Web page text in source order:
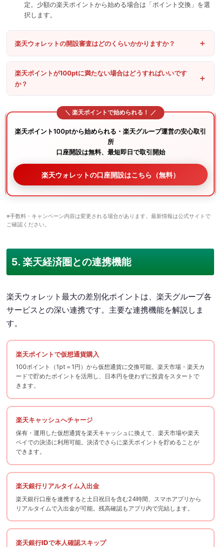
定。少額の楽天ポイントから始める場合は「ポイント交換」を選
択します。
楽天ウォレットの開設審査はどのくらいかかりますか？
楽天ポイントが100ptに満たない場合はどうすればいいです
か？
楽天ポイント100ptから始められる・楽天グループ運営の安心取引
所
口座開設は無料、最短即日で取引開始
楽天ウォレットの口座開設はこちら（無料）
※手数料・キャンペーン内容は変更される場合があります。最新情報は公式サイトで
ご確認ください。
5. 楽天経済圏との連携機能
楽天ウォレット最大の差別化ポイントは、楽天グループ各
サービスとの深い連携です。主要な連携機能を解説しま
す。
楽天ポイントで仮想通貨購入
100ポイント（1pt＝1円）から仮想通貨に交換可能。楽天市場・楽天カ
ードで貯めたポイントを活用し、日本円を使わずに投資をスタートで
きます。
楽天キャッシュへチャージ
保有・運用した仮想通貨を楽天キャッシュに換えて、楽天市場や楽天
ペイでの決済に利用可能。決済でさらに楽天ポイントを貯めることが
できます。
楽天銀行リアルタイム入出金
楽天銀行口座を連携すると土日祝日を含む24時間、スマホアプリから
リアルタイムで入出金が可能。残高確認もアプリ内で完結します。
楽天銀行IDで本人確認スキップ